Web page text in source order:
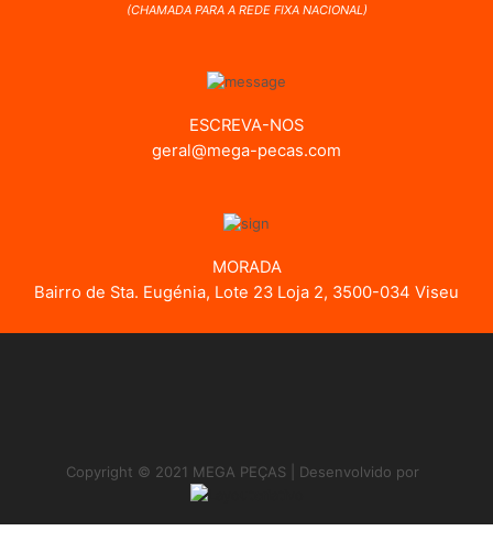
(CHAMADA PARA A REDE FIXA NACIONAL)
ESCREVA-NOS
geral@mega-pecas.com
MORADA
Bairro de Sta. Eugénia, Lote 23 Loja 2, 3500-034 Viseu
Copyright © 2021 MEGA PEÇAS | Desenvolvido por